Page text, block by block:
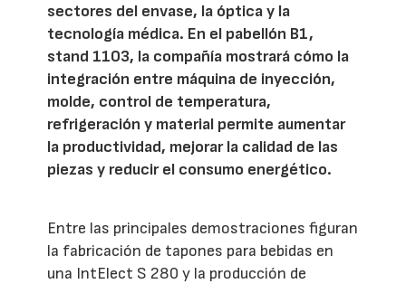
sectores del envase, la óptica y la
tecnología médica. En el pabellón B1,
stand 1103, la compañía mostrará cómo la
integración entre máquina de inyección,
molde, control de temperatura,
refrigeración y material permite aumentar
la productividad, mejorar la calidad de las
piezas y reducir el consumo energético.
Entre las principales demostraciones figuran
la fabricación de tapones para bebidas en
una IntElect S 280 y la producción de